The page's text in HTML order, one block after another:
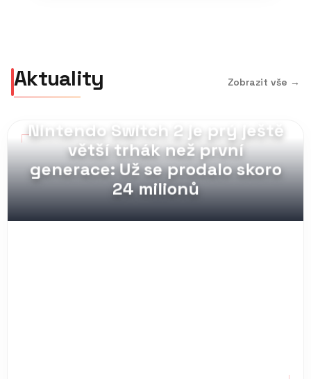
Aktuality Zobrazit vše →
MAG_PULL // 08.08.2026
Nintendo Switch 2 je prý ještě
větší trhák než první
generace: Už se prodalo skoro
24 milionů